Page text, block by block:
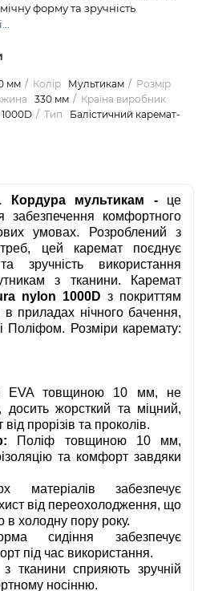
форму та зручність
мм Колір Мультикам
Розмір
330 мм
Країна виробник
Тип
Балістичний каремат-
Кордура мультикам -це
забезпечення комфортного
умовах. Розроблений з
цей каремат поєднує
зручність використання
з тканини. Каремат
nylon 1000D з покриттям
в приладах нічного бачення,
Поліфом. Розміри каремату:
EVA товщиною 10 мм, не
досить жорсткий та міцний,
прорізів та проколів.
Поліф товщиною 10 мм,
та комфорт завдяки
матеріалів забезпечує
від переохолодження, що
в холодну пору року.
сидіння забезпечує
під час використання.
з тканини сприяють зручній
носінню.